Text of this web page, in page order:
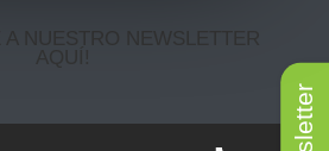
A NUESTRO NEWSLETTER
AQUÍ!